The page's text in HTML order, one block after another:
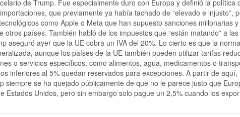
de Trump. Fue especialmente duro con Europa y definió la política
que previamente ya había tachado de “elevado e injusto”,
como Apple o Meta que han supuesto sanciones millonarias
otros países. También habló de los impuestos que “están matando” a
aseguró ayer que la UE cobra un IVA del 20%. Lo cierto es que la
aunque los países de la UE también pueden utilizar tarifas
o servicios específicos, como alimentos, agua, medicamentos o
inferiores al 5% quedan reservados para excepciones. A partir de
siempre se ha quejado públicamente de que no le parece justo que
Estados Unidos, pero sin embargo solo pague un 2,5% cuando los